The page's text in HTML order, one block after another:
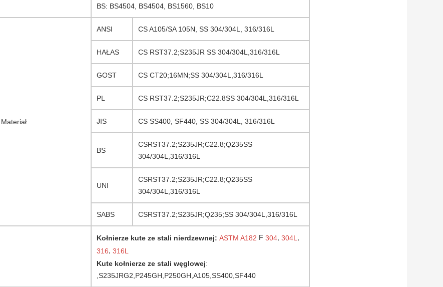
BS: BS4504, BS4504, BS1560, BS10
Materiał
ANSI CS A105/SA 105N, SS 304/304L, 316/316L
HAŁAS CS RST37.2;S235JR SS 304/304L,316/316L
GOST CS CT20;16MN;SS 304/304L,316/316L
PL CS RST37.2;S235JR;C22.8SS 304/304L,316/316L
JIS CS SS400, SF440, SS 304/304L, 316/316L
BS
CSRST37.2;S235JR;C22.8;Q235SS
304/304L,316/316L
UNI
CSRST37.2;S235JR;C22.8;Q235SS
304/304L,316/316L
SABS CSRST37.2;S235JR;Q235;SS 304/304L,316/316L
Kołnierze kute ze stali nierdzewnej: ASTM A182 F 304, 304L,
316 316L
Kute kołnierze ze stali węglowej:
,S235JRG2,P245GH,P250GH,A105,SS400,SF440